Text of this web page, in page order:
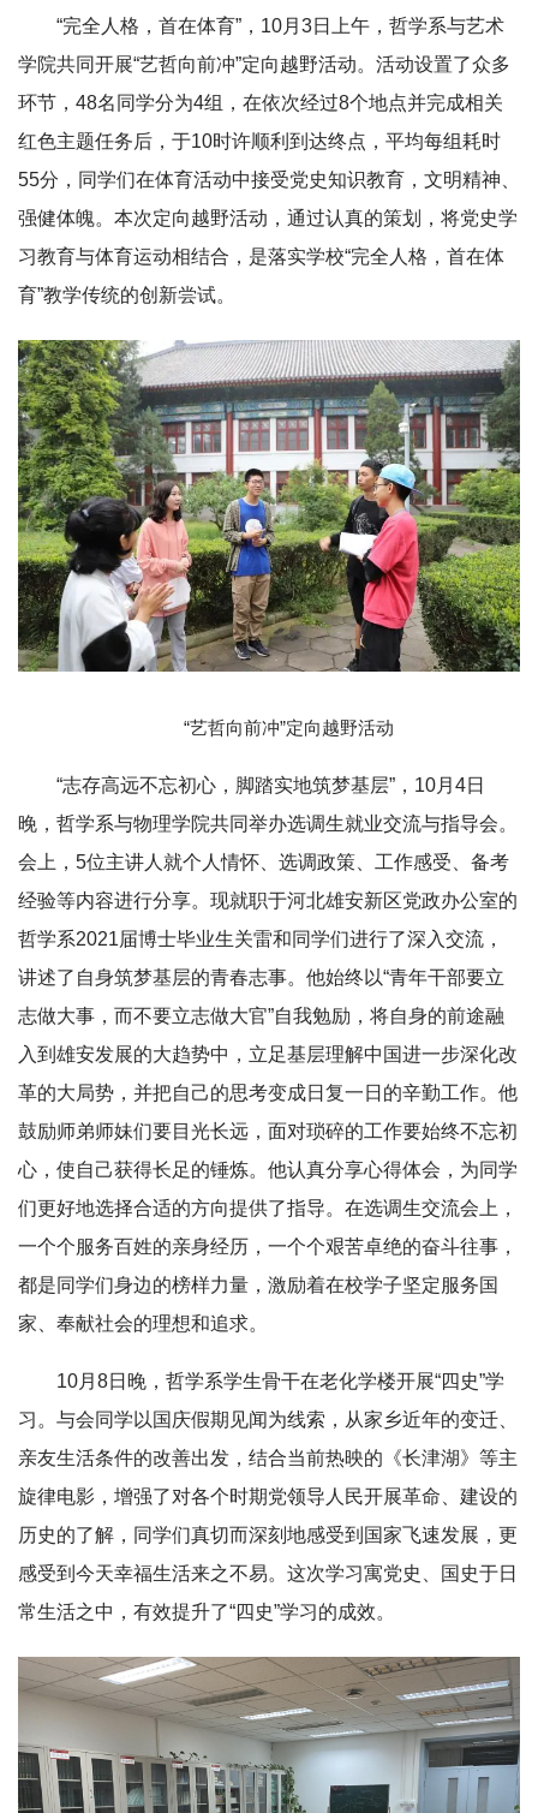
“完全人格，首在体育”，10月3日上午，哲学系与艺术
学院共同开展“艺哲向前冲”定向越野活动。活动设置了众多
环节，48名同学分为4组，在依次经过8个地点并完成相关
红色主题任务后，于10时许顺利到达终点，平均每组耗时
55分，同学们在体育活动中接受党史知识教育，文明精神、
强健体魄。本次定向越野活动，通过认真的策划，将党史学
习教育与体育运动相结合，是落实学校“完全人格，首在体
育”教学传统的创新尝试。
“艺哲向前冲”定向越野活动
“志存高远不忘初心，脚踏实地筑梦基层”，10月4日
晚，哲学系与物理学院共同举办选调生就业交流与指导会。
会上，5位主讲人就个人情怀、选调政策、工作感受、备考
经验等内容进行分享。 现就职于河北雄安新区党政办公室的
哲学系2021届博士毕业生关雷和同学们进行了深入交流，
讲述了自身筑梦基层的青春志事。他始终以“青年干部要立
志做大事，而不要立志做大官”自我勉励，将自身的前途融
入到雄安发展的大趋势中，立足基层理解中国进一步深化改
革的大局势，并把自己的思考变成日复一日的辛勤工作。他
鼓励师弟师妹们要目光长远，面对琐碎的工作要始终不忘初
心，使自己获得长足的锤炼。他认真分享心得体会，为同学
们更好地选择合适的方向提供了指导。在选调生交流会上，
一个个服务百姓的亲身经历，一个个艰苦卓绝的奋斗往事，
都是同学们身边的榜样力量，激励着在校学子坚定服务国
家、奉献社会的理想和追求。
10月8日晚，哲学系学生骨干在老化学楼开展“四史”学
习。与会同学以国庆假期见闻为线索，从家乡近年的变迁、
亲友生活条件的改善出发，结合当前热映的《长津湖》等主
旋律电影，增强了对各个时期党领导人民开展革命、建设的
历史的了解，同学们真切而深刻地感受到国家飞速发展，更
感受到今天幸福生活来之不易。这次学习寓党史、国史于日
常生活之中，有效提升了“四史”学习的成效。